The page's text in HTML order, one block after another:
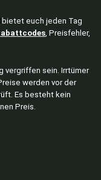
bietet euch jeden Tag
, Preisfehler,
vergriffen sein. Irrtümer
werden vor der
Es besteht kein
Preis.